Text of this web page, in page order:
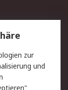
zur
und